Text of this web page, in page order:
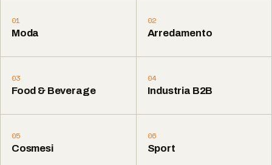
01
Moda
02
Arredamento
03
Food & Beverage
04
Industria B2B
05
Cosmesi
06
Sport